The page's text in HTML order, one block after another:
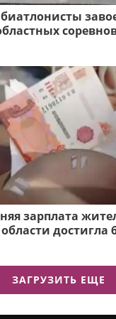
зарплата
достигла
ЗАГРУЗИТЬ ЕЩЕ